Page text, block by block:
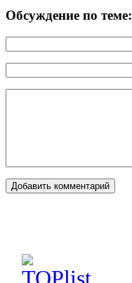
Обсуждение по теме: